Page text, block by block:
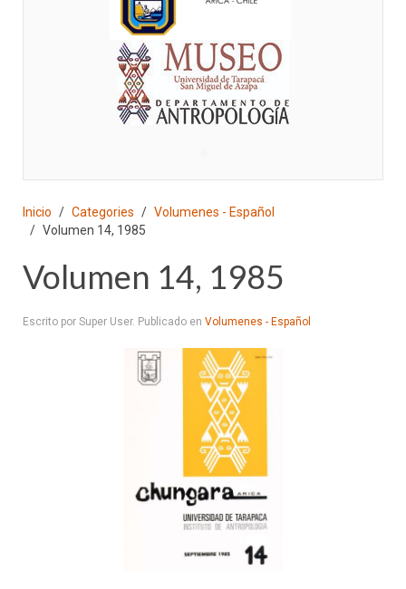
Inicio Categories
Volumenes - Español
Volumen 14, 1985
Volumen 14, 1985
Escrito por Super User. Publicado en Volumenes - Español